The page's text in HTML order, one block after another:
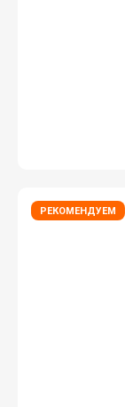
РЕКОМЕНДУЕМ